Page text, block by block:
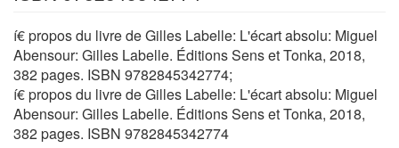
í€ propos du livre de Gilles Labelle: L'écart absolu: Miguel
Abensour: Gilles Labelle. Éditions Sens et Tonka, 2018,
382 pages. ISBN 9782845342774;
í€ propos du livre de Gilles Labelle: L'écart absolu: Miguel
Abensour: Gilles Labelle. Éditions Sens et Tonka, 2018,
382 pages. ISBN 9782845342774